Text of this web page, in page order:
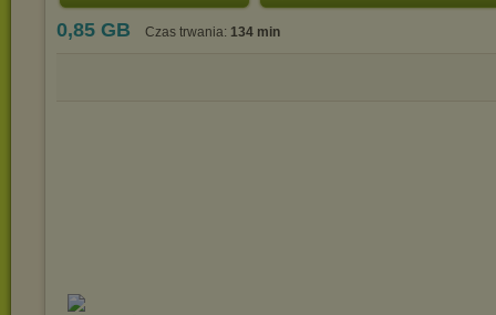
0,85 GB Czas trwania: 134 min